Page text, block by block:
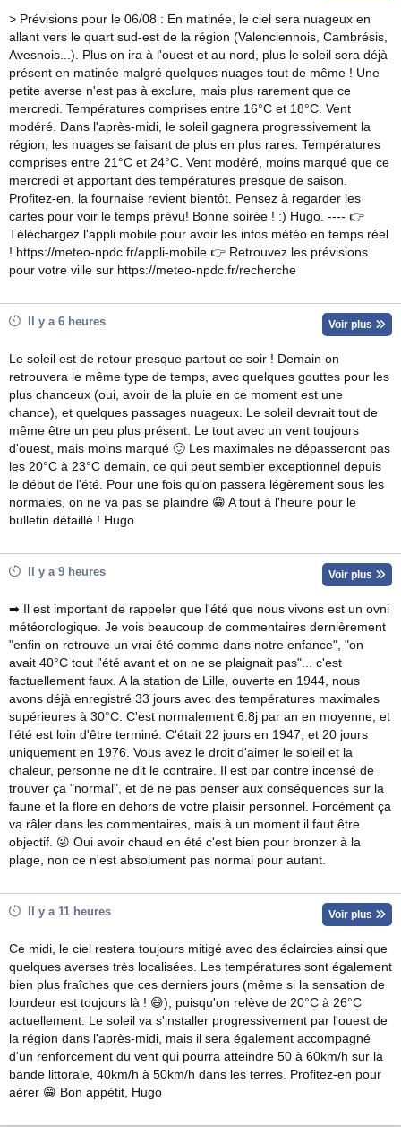
> Prévisions pour le 06/08 : En matinée, le ciel sera nuageux en
allant vers le quart sud-est de la région (Valenciennois, Cambrésis,
Avesnois...). Plus on ira à l'ouest et au nord, plus le soleil sera déjà
présent en matinée malgré quelques nuages tout de même ! Une
petite averse n'est pas à exclure, mais plus rarement que ce
mercredi. Températures comprises entre 16°C et 18°C. Vent
modéré. Dans l'après-midi, le soleil gagnera progressivement la
région, les nuages se faisant de plus en plus rares. Températures
comprises entre 21°C et 24°C. Vent modéré, moins marqué que ce
mercredi et apportant des températures presque de saison.
Profitez-en, la fournaise revient bientôt. Pensez à regarder les
cartes pour voir le temps prévu! Bonne soirée ! :) Hugo. ---- 👉
Téléchargez l'appli mobile pour avoir les infos météo en temps réel
! https://meteo-npdc.fr/appli-mobile 👉 Retrouvez les prévisions
pour votre ville sur https://meteo-npdc.fr/recherche
Il y a 6 heures Voir plus
Le soleil est de retour presque partout ce soir ! Demain on
retrouvera le même type de temps, avec quelques gouttes pour les
plus chanceux (oui, avoir de la pluie en ce moment est une
chance), et quelques passages nuageux. Le soleil devrait tout de
même être un peu plus présent. Le tout avec un vent toujours
d'ouest, mais moins marqué 🙂 Les maximales ne dépasseront pas
les 20°C à 23°C demain, ce qui peut sembler exceptionnel depuis
le début de l'été. Pour une fois qu'on passera légèrement sous les
normales, on ne va pas se plaindre 😁 A tout à l'heure pour le
bulletin détaillé ! Hugo
Il y a 9 heures Voir plus
➡ Il est important de rappeler que l'été que nous vivons est un ovni
météorologique. Je vois beaucoup de commentaires dernièrement
"enfin on retrouve un vrai été comme dans notre enfance", "on
avait 40°C tout l'été avant et on ne se plaignait pas"... c'est
factuellement faux. A la station de Lille, ouverte en 1944, nous
avons déjà enregistré 33 jours avec des températures maximales
supérieures à 30°C. C'est normalement 6.8j par an en moyenne, et
l'été est loin d'être terminé. C'était 22 jours en 1947, et 20 jours
uniquement en 1976. Vous avez le droit d'aimer le soleil et la
chaleur, personne ne dit le contraire. Il est par contre incensé de
trouver ça "normal", et de ne pas penser aux conséquences sur la
faune et la flore en dehors de votre plaisir personnel. Forcément ça
va râler dans les commentaires, mais à un moment il faut être
objectif. 😜 Oui avoir chaud en été c'est bien pour bronzer à la
plage, non ce n'est absolument pas normal pour autant.
Il y a 11 heures Voir plus
Ce midi, le ciel restera toujours mitigé avec des éclaircies ainsi que
quelques averses très localisées. Les températures sont également
bien plus fraîches que ces derniers jours (même si la sensation de
lourdeur est toujours là ! 😅), puisqu'on relève de 20°C à 26°C
actuellement. Le soleil va s'installer progressivement par l'ouest de
la région dans l'après-midi, mais il sera également accompagné
d'un renforcement du vent qui pourra atteindre 50 à 60km/h sur la
bande littorale, 40km/h à 50km/h dans les terres. Profitez-en pour
aérer 😁 Bon appétit, Hugo